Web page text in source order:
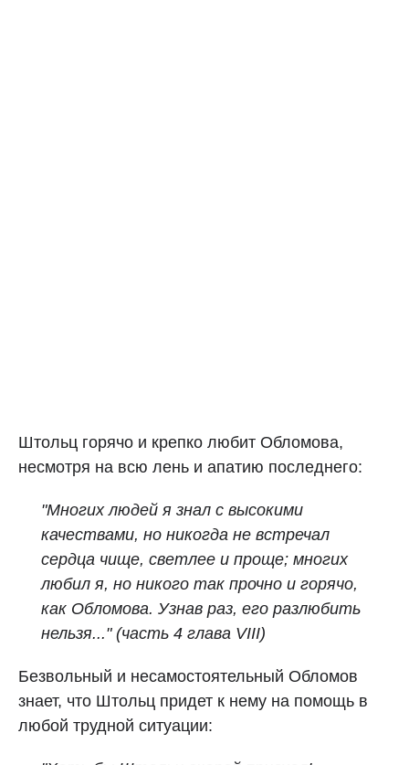
Штольц горячо и крепко любит Обломова,
несмотря на всю лень и апатию последнего:
"Многих людей я знал с высокими
качествами, но никогда не встречал
сердца чище, светлее и проще; многих
любил я, но никого так прочно и горячо,
как Обломова. Узнав раз, его разлюбить
нельзя..." (часть 4 глава VIII)
Безвольный и несамостоятельный Обломов
знает, что Штольц придет к нему на помощь в
любой трудной ситуации: